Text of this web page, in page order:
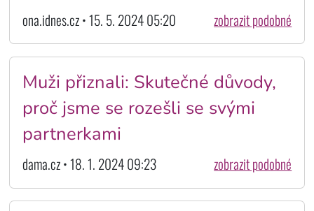
ona.idnes.cz • 15. 5. 2024 05:20 zobrazit podobné
Muži přiznali: Skutečné důvody,
proč jsme se rozešli se svými
partnerkami
dama.cz • 18. 1. 2024 09:23 zobrazit podobné